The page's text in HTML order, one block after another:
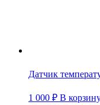
Датчик
1 000 ₽ В